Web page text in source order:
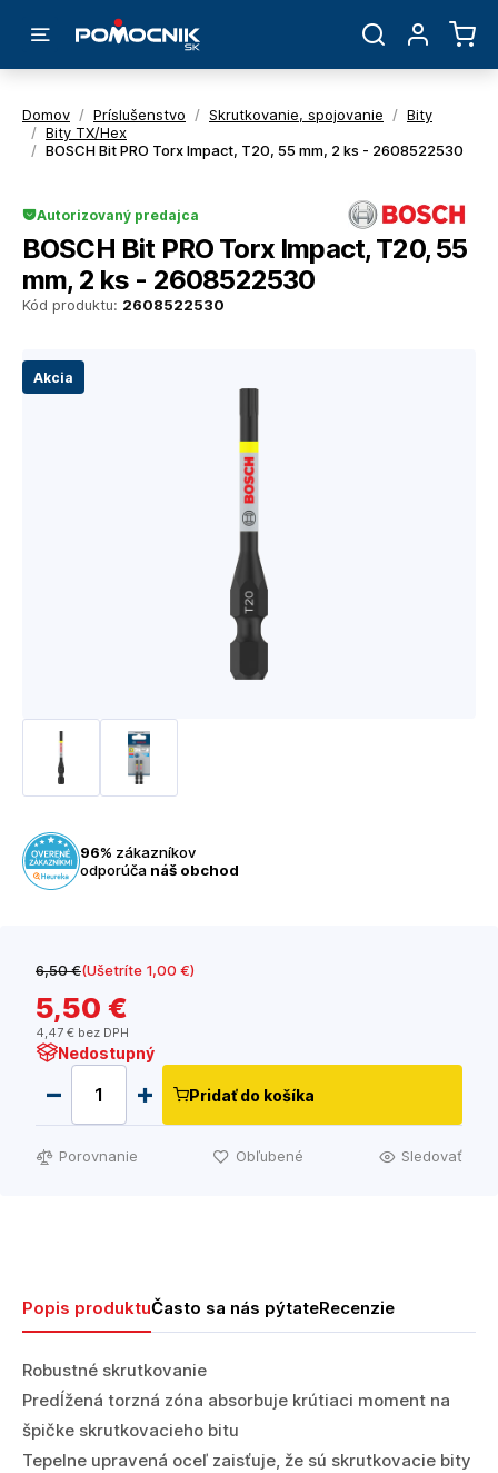
Domov / Príslušenstvo / Skrutkovanie, spojovanie / Bity
/ Bity TX/Hex
/ BOSCH Bit PRO Torx Impact, T20, 55 mm, 2 ks - 2608522530
Akcia
Kód produktu: 2608522530
Autorizovaný predajca
BOSCH Bit PRO Torx Impact, T20, 55
mm, 2 ks - 2608522530
96% zákazníkov
odporúča náš obchod
6,50 €(Ušetríte 1,00 €)
5,50 €
4,47 € bez DPH
Nedostupný
Pridať do košíka
Porovnanie Obľubené Sledovať
Popis produktuČasto sa nás pýtateRecenzie
Robustné skrutkovanie
Predĺžená torzná zóna absorbuje krútiaci moment na
špičke skrutkovacieho bitu
Tepelne upravená oceľ zaisťuje, že sú skrutkovacie bity